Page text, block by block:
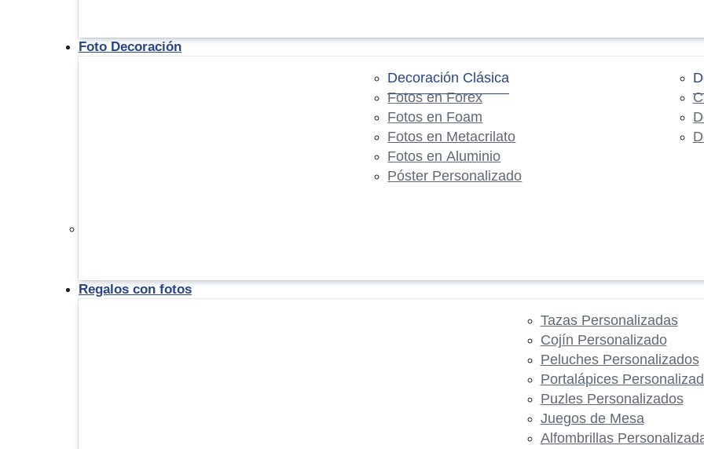
Foto Decoración
Decoración Clásica
Fotos en Forex
Fotos en Foam
Fotos en Metacrilato
Fotos en Aluminio
Póster Personalizado
Regalos con fotos
Tazas Personalizadas
Cojín Personalizado
Peluches Personalizados
Portalápices
Puzles Personalizados
Juegos de Mesa
Alfombrillas